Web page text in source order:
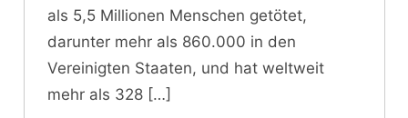
als 5,5 Millionen Menschen getötet,
darunter mehr als 860.000 in den
Vereinigten Staaten, und hat weltweit
mehr als 328